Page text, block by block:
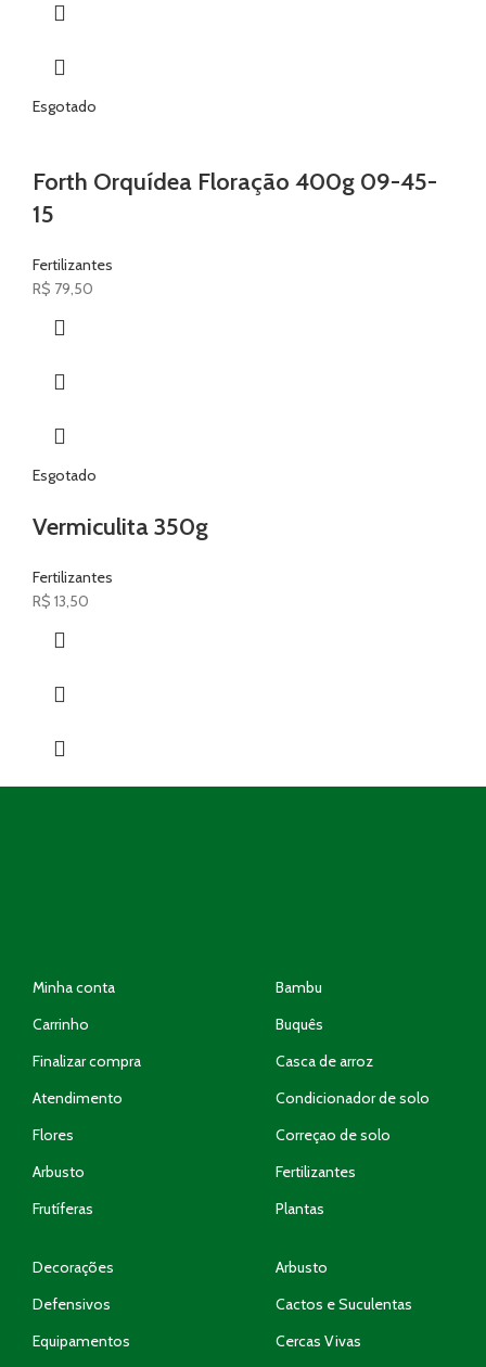
Esgotado
Forth Orquídea Floração 400g 09-45-
15
Fertilizantes
R$ 79,50
Esgotado
Vermiculita 350g
Fertilizantes
R$ 13,50
Minha conta
Carrinho
Finalizar compra
Atendimento
Flores
Arbusto
Frutíferas
Bambu
Buquês
Casca de arroz
Condicionador de solo
Correçao de solo
Fertilizantes
Plantas
Decorações
Defensivos
Equipamentos
Arbusto
Cactos e Suculentas
Cercas Vivas